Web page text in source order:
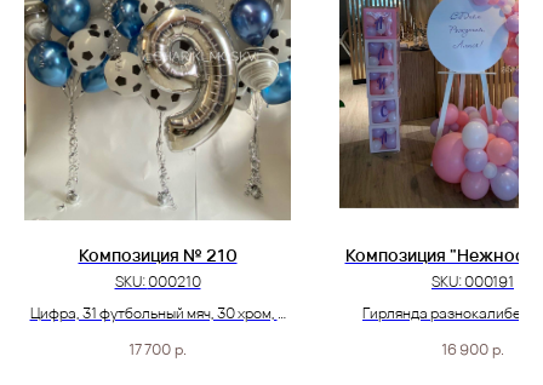
Композиция № 210
SKU:000210
Цифра, 31 футбольный мяч, 30 хром, 2
17 700р.
Композиция
SKU:000191
Гирлянда
кубики с шарами
16 900р.